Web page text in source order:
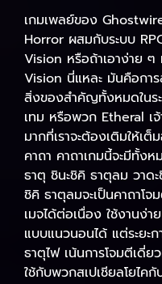
เกมเพลย์ของ
Horror ผสมกับระบบ
Vision หรือถ้าเอาง่าย
Vision นี่แหละ มันคือกา
สิ่งของสำคัญทั้งหมดในระ
เทม หรือพวก Etheral
มากที่เราจะต้องเติมให้เ
คาถา คาถาเกมนี้จะมีทั้ง
ธาตุ ชินะชิคิ ธาตุลม วาด
ชิคิ ธาตุลมจะเป็นคาถาโจ
เมจได้ต่อเนื่อง ใช้งานง่า
แบบแนวนอนได้ แต่ระยะ
ธาตุไฟ เน้นการโจมตีเดี่ย
ใช้กับพวกสเปเชียลโยไค